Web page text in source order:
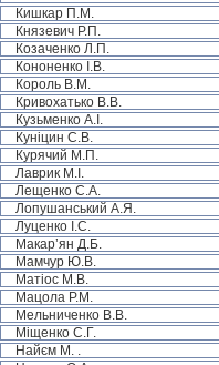
Кишкар П.М.
Князевич Р.П.
Козаченко Л.П.
Кононенко І.В.
Король В.М.
Кривохатько В.В.
Кузьменко А.І.
Куніцин С.В.
Курячий М.П.
Лаврик М.І.
Лещенко С.А.
Лопушанський А.Я.
Луценко І.С.
Макар’ян Д.Б.
Мамчур Ю.В.
Матіос М.В.
Мацола Р.М.
Мельниченко В.В.
Міщенко С.Г.
Найєм М. .